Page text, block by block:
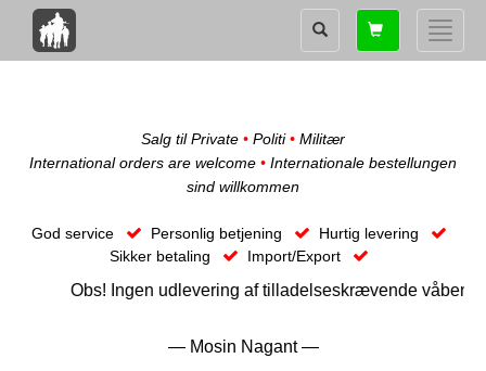
Toggle
Shopping
card
Salg til Private • Politi• Militær
International orders are welcome • Internationale bestellungen
sind willkommen
God service Personlig betjening
Hurtig levering
Sikker betaling
Import/Export
Obs! Ingen udlevering af tilladelseskrævende våben
— Mosin Nagant —